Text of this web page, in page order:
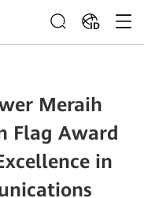
ID
Meraih
Flag Award
in